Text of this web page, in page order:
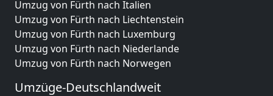
Umzug von Fürth nach Italien
Umzug von Fürth nach Liechtenstein
Umzug von Fürth nach Luxemburg
Umzug von Fürth nach Niederlande
Umzug von Fürth nach Norwegen
Umzüge-Deutschlandweit